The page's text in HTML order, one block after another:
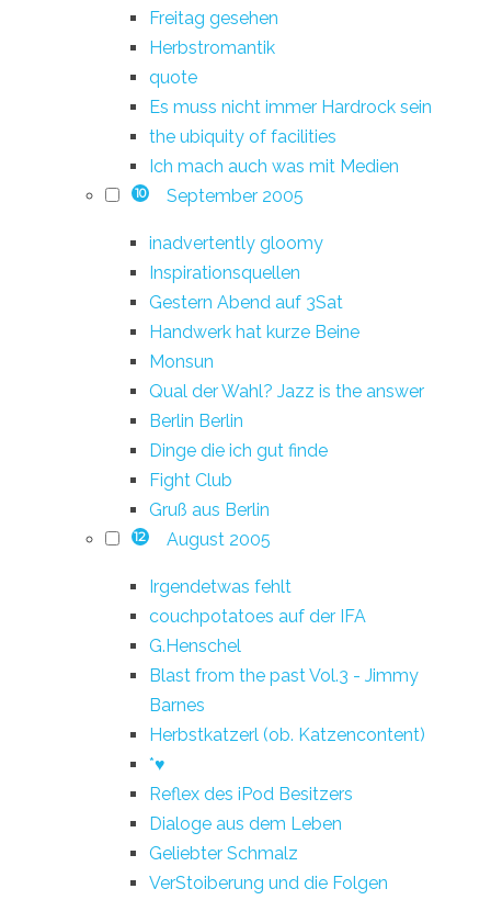
Freitag gesehen
Herbstromantik
quote
Es muss nicht immer Hardrock sein
the ubiquity of facilities
Ich mach auch was mit Medien
10 September 2005
inadvertently gloomy
Inspirationsquellen
Gestern Abend auf 3Sat
Handwerk hat kurze Beine
Monsun
Qual der Wahl? Jazz is the answer
Berlin Berlin
Dinge die ich gut finde
Fight Club
Gruß aus Berlin
12 August 2005
Irgendetwas fehlt
couchpotatoes auf der IFA
G.Henschel
Blast from the past Vol.3 - Jimmy
Barnes
Herbstkatzerl (ob. Katzencontent)
*♥
Reflex des iPod Besitzers
Dialoge aus dem Leben
Geliebter Schmalz
VerStoiberung und die Folgen